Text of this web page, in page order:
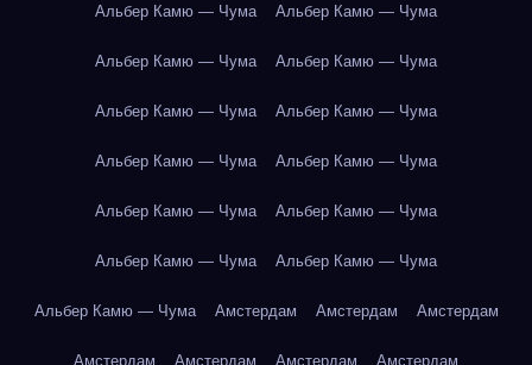
Альбер Камю — Чума Альбер Камю — Чума
Альбер Камю — Чума Альбер Камю — Чума
Альбер Камю — Чума Альбер Камю — Чума
Альбер Камю — Чума Альбер Камю — Чума
Альбер Камю — Чума Альбер Камю — Чума
Альбер Камю — Чума Альбер Камю — Чума
Альбер Камю — Чума Амстердам Амстердам Амстердам
Амстердам Амстердам Амстердам Амстердам